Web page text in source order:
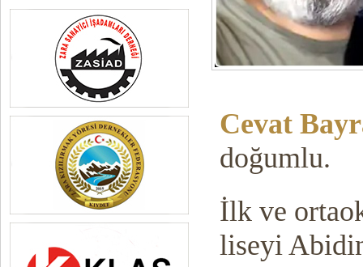
Cevat
doğumlu.
İlk ve
liseyi